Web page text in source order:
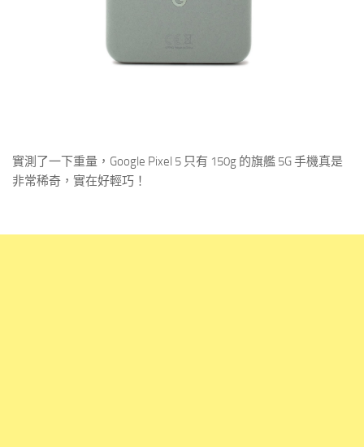
實測了一下重量，Google Pixel 5 只有 150g 的旗艦 5G 手機真是
非常稀奇，實在好輕巧！